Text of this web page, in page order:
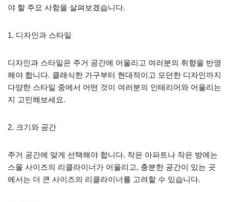
야 할 주요 사항을 살펴보겠습니다.
1. 디자인과 스타일
디자인과 스타일은 주거 공간에 어울리고 여러분의 취향을 반영
해야 합니다. 클래식한 가구부터 현대적이고 모던한 디자인까지
다양한 스타일 중에서 어떤 것이 여러분의 인테리어와 어울리는
지 고민해보세요.
2. 크기와 공간
주거 공간에 맞게 선택해야 합니다. 작은 아파트나 작은 방에는
스몰 사이즈의 리클라이너가 어울리고, 충분한 공간이 있는 곳
에서는 더 큰 사이즈의 리클라이너를 고려할 수 있습니다.